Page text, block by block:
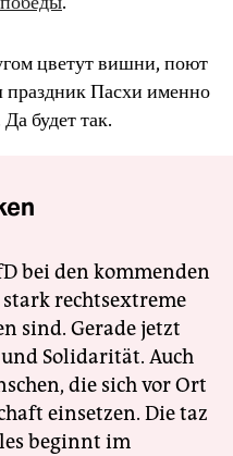
цветут вишни, поют
Пасхи именно
будет так.
bei den kommenden
rechtsextreme
sind. Gerade jetzt
Solidarität. Auch
die sich vor Ort
einsetzen. Die taz
beginnt im